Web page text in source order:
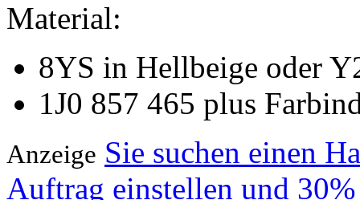
Material:
8YS in Hellbeige oder
1J0 857 465 plus
Anzeige Sie suchen einen
Auftrag einstellen und